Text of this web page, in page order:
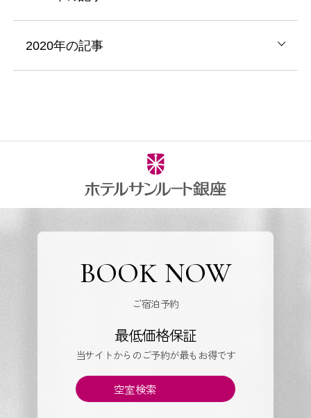
2020年の記事
BOOK NOW
ご宿泊予約
最低価格保証
当サイトからのご予約が最もお得です
空室検索